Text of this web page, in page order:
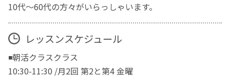
10代〜60代の方々がいらっしゃいます。
レッスンスケジュール
◾️朝活クラスクラス
10:30-11:30 /月2回 第2と第4 金曜